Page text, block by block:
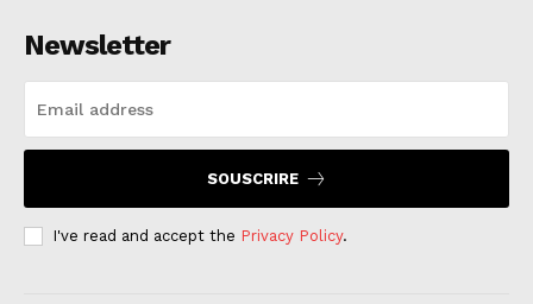
Newsletter
SOUSCRIRE
I've read and accept the Privacy Policy.